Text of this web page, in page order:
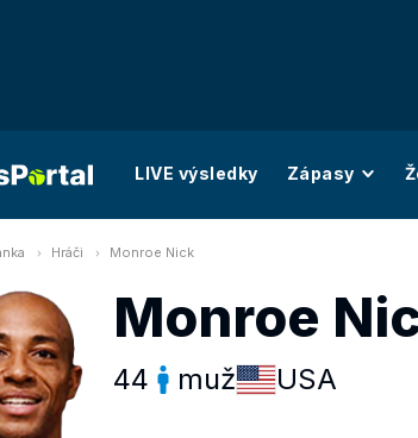
LIVE výsledky Zápasy
Hráči Monroe Nick
Monroe
44 muž USA